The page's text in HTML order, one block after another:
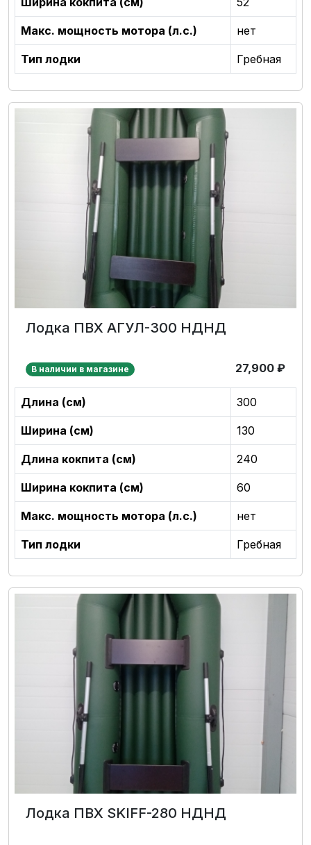
Макс. мощность мотора (л.с.) нет
Тип лодки Гребная
Лодка ПВХ АГУЛ-300 НДНД
В наличии в магазине 27,900 ₽
Длина (см) 300
Ширина (см) 130
Длина кокпита (см) 240
Ширина кокпита (см) 60
Макс. мощность мотора (л.с.) нет
Тип лодки Гребная
Лодка ПВХ SKIFF-280 НДНД